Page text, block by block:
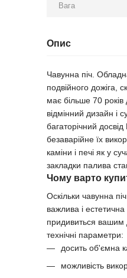
Вага
Опис
Чавунна піч.
подвійного дожіга,
має більше 70 років
відмінний дизайн і
багаторічний
безаварійне їх
каміни і печі як у
закладки палива
Чому варто
Оскільки чавунна
важлива і
придивиться вашим
технічні параметри:
досить об'ємна
можливість